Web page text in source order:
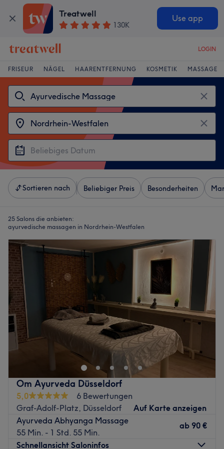
Treatwell
130K
Use app
LOGIN
FRISEUR NÄGEL HAARENTFERNUNG KOSMETIK MASSAGE
Sortieren nach Beliebiger Preis Besonderheiten
25 Salons die anbieten:
ayurvedische massagen in Nordrhein-Westfalen
Om Ayurveda Düsseldorf
5,0
6 Bewertungen
Graf-Adolf-Platz, Düsseldorf
Auf Karte anzeigen
Ayurveda Abhyanga Massage
55 Min. - 1 Std. 55 Min.
ab 90 €
Schnellansicht Saloninfos